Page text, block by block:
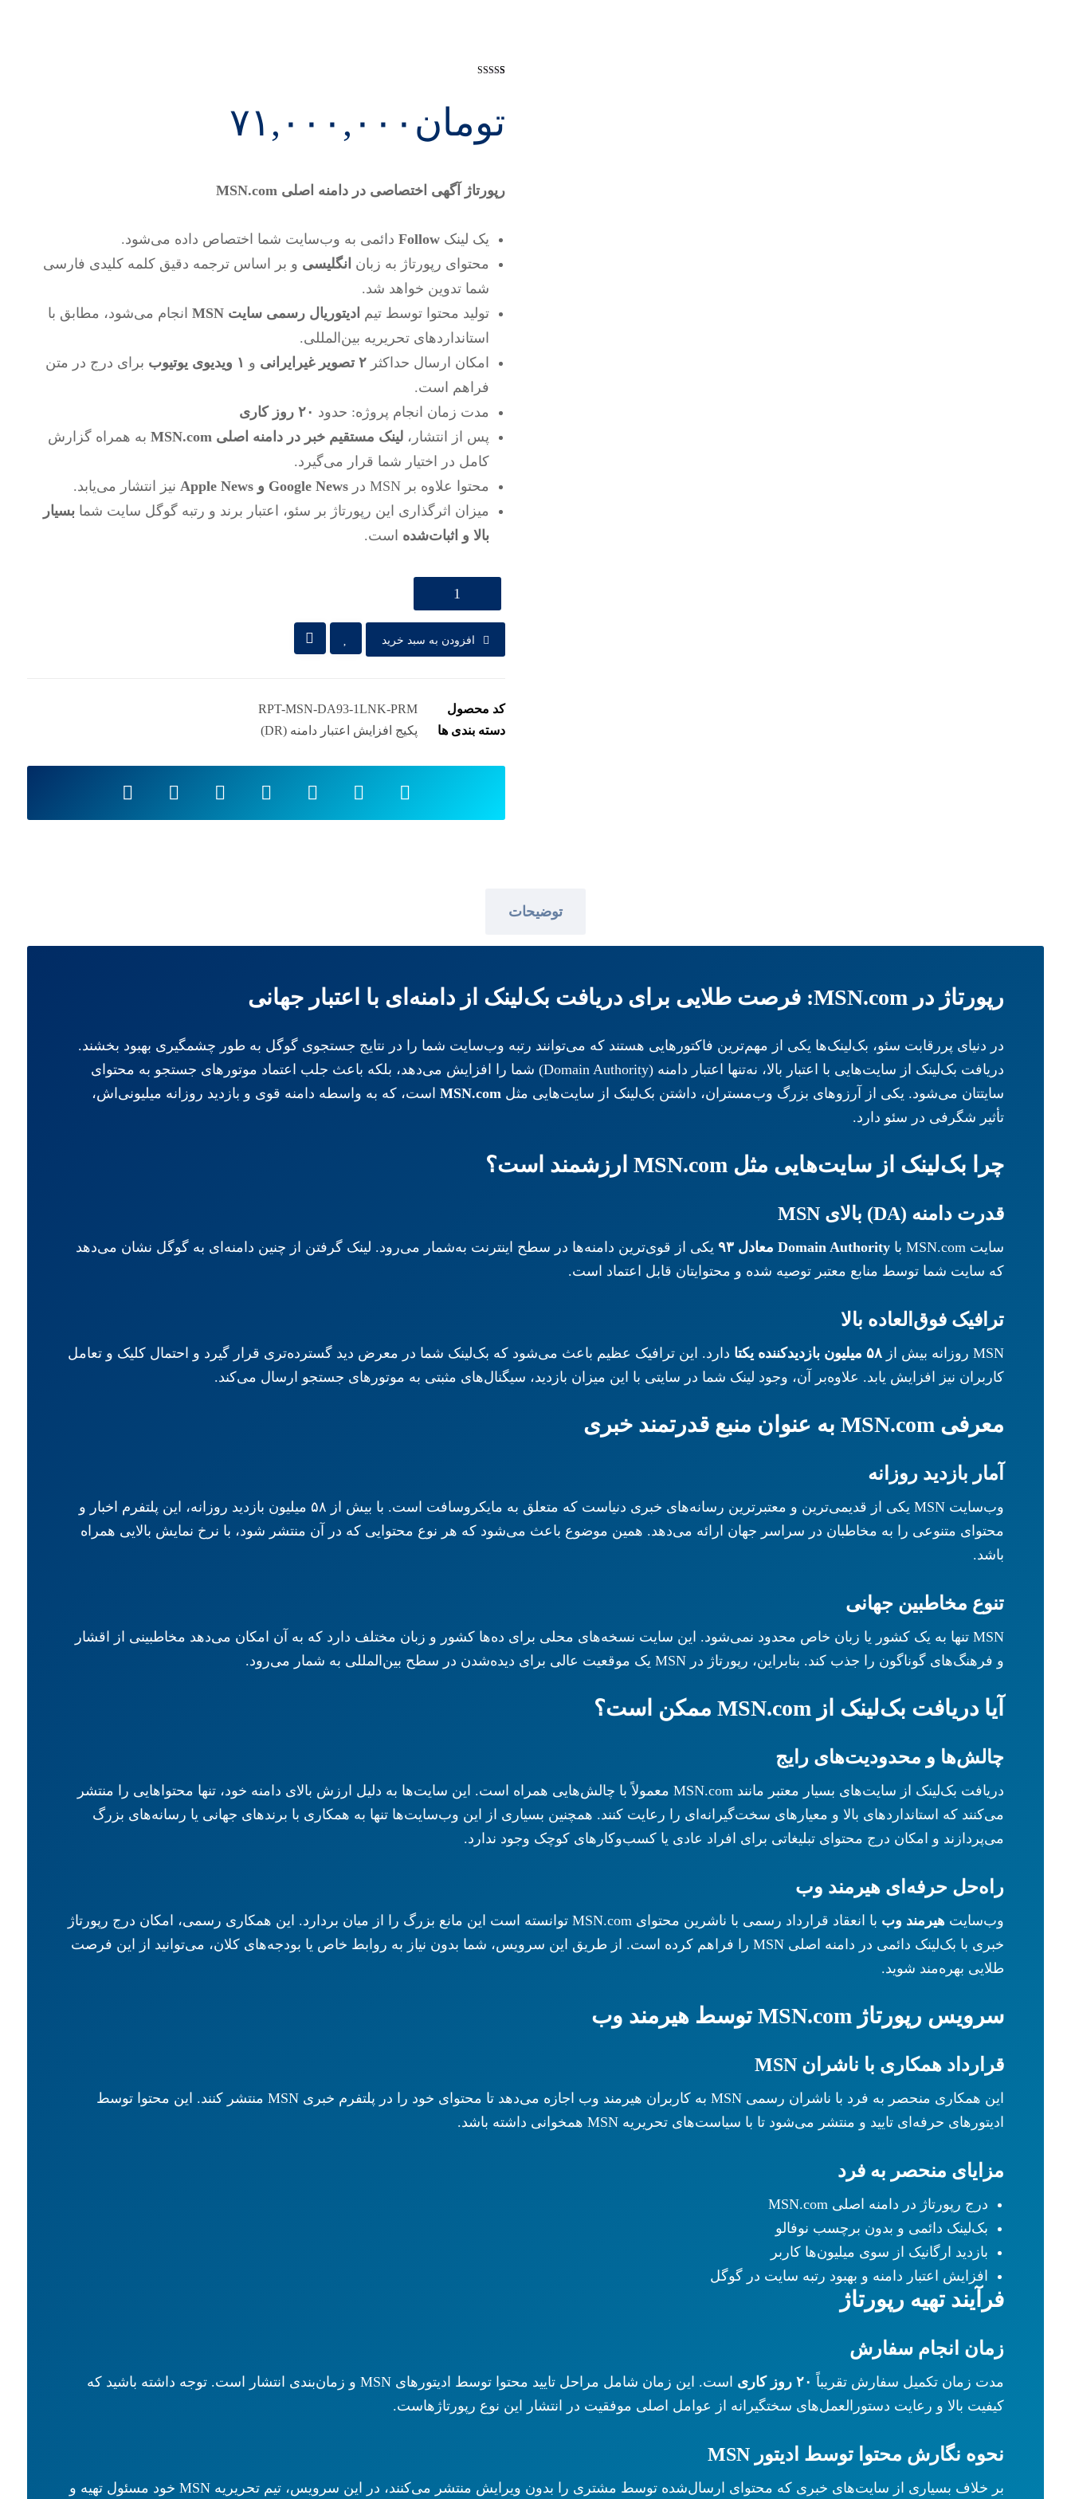
تومان ۷۱,۰۰۰,۰۰۰
رپورتاژ آگهی اختصاصی در دامنه اصلی MSN.com
یک لینکFollow دائمی به وب‌سایت شما اختصاص داده می‌شود.
محتوای رپورتاژ به زبان انگلیسی و بر اساس ترجمه دقیق کلمه کلیدی فارسی
شما تدوین خواهد شد.
تولید محتوا توسط تیم ادیتوریال رسمی سایت MSN
انجام می‌شود، مطابق با
استانداردهای تحریریه بین‌المللی.
امکان ارسال حداکثر۲ تصویر غیرایرانی و ۱ ویدیوی یوتیوب
برای درج در متن
فراهم است.
مدت زمان انجام پروژه: حدود ۲۰ روز کاری
پس از انتشار،لینک مستقیم خبر در دامنه اصلی MSN.com
به همراه گزارش
کامل در اختیار شما قرار می‌گیرد.
محتوا علاوه بر MSN در
Google News و Apple News
نیز انتشار می‌یابد.
میزان اثرگذاری این رپورتاژ بر سئو، اعتبار برند و رتبه گوگل سایت شمابسیار
بالا و اثبات‌شده است.
افزودن به سبد خرید
کد محصول
RPT-MSN-DA93-1LNK-PRM
دسته بندی ها
پکیج افزایش اعتبار دامنه (DR)
توضیحات
رپورتاژ در MSN.com: فرصت طلایی برای دریافت بک‌لینک از دامنه‌ای با اعتبار جهانی
در دنیای پررقابت سئو، بک‌لینک‌ها یکی از مهم‌ترین فاکتورهایی هستند که می‌توانند رتبه وب‌سایت شما را در نتایج جستجوی گوگل به طور چشمگیری بهبود بخشند.
دریافت بک‌لینک از سایت‌هایی با اعتبار بالا، نه‌تنها اعتبار دامنه (Domain Authority) شما را افزایش می‌دهد، بلکه باعث جلب اعتماد موتورهای جستجو به محتوای
سایتتان می‌شود. یکی از آرزوهای بزرگ وب‌مستران، داشتن بک‌لینک از سایت‌هایی مثل MSN.comاست، که به واسطه دامنه قوی و بازدید روزانه میلیونی‌اش،
تأثیر شگرفی در سئو دارد.
چرا بک‌لینک از سایت‌هایی مثل MSN.com ارزشمند است؟
قدرت دامنه (DA) بالای MSN
سایت MSN.com با Domain Authority معادل ۹۳
یکی از قوی‌ترین دامنه‌ها در سطح اینترنت به‌شمار می‌رود. لینک گرفتن از چنین دامنه‌ای به گوگل نشان می‌دهد
که سایت شما توسط منابع معتبر توصیه شده و محتوایتان قابل اعتماد است.
ترافیک فوق‌العاده بالا
MSN روزانه بیش از ۵۸ میلیون بازدیدکننده یکتا
دارد. این ترافیک عظیم باعث می‌شود که بک‌لینک شما در معرض دید گسترده‌تری قرار گیرد و احتمال کلیک و تعامل
کاربران نیز افزایش یابد. علاوه‌بر آن، وجود لینک شما در سایتی با این میزان بازدید، سیگنال‌های مثبتی به موتورهای جستجو ارسال می‌کند.
معرفی MSN.com به عنوان منبع قدرتمند خبری
آمار بازدید روزانه
وب‌سایت MSN یکی از قدیمی‌ترین و معتبرترین رسانه‌های خبری دنیاست که متعلق به مایکروسافت است. با بیش از ۵۸ میلیون بازدید روزانه، این پلتفرم اخبار و
محتوای متنوعی را به مخاطبان در سراسر جهان ارائه می‌دهد. همین موضوع باعث می‌شود که هر نوع محتوایی که در آن منتشر شود، با نرخ نمایش بالایی همراه
باشد.
تنوع مخاطبین جهانی
MSN تنها به یک کشور یا زبان خاص محدود نمی‌شود. این سایت نسخه‌های محلی برای ده‌ها کشور و زبان مختلف دارد که به آن امکان می‌دهد مخاطبینی از اقشار
و فرهنگ‌های گوناگون را جذب کند. بنابراین، رپورتاژ در MSN یک موقعیت عالی برای دیده‌شدن در سطح بین‌المللی به شمار می‌رود.
آیا دریافت بک‌لینک از MSN.com ممکن است؟
چالش‌ها و محدودیت‌های رایج
دریافت بک‌لینک از سایت‌های بسیار معتبر مانند MSN.com معمولاً با چالش‌هایی همراه است. این سایت‌ها به دلیل ارزش بالای دامنه خود، تنها محتواهایی را منتشر
می‌کنند که استانداردهای بالا و معیارهای سخت‌گیرانه‌ای را رعایت کنند. همچنین بسیاری از این وب‌سایت‌ها تنها به همکاری با برندهای جهانی یا رسانه‌های بزرگ
می‌پردازند و امکان درج محتوای تبلیغاتی برای افراد عادی یا کسب‌وکارهای کوچک وجود ندارد.
راه‌حل حرفه‌ای هیرمند وب
وب‌سایت هیرمند وب
با انعقاد قرارداد رسمی با ناشرین محتوای MSN.com توانسته است این مانع بزرگ را از میان بردارد. این همکاری رسمی، امکان درج رپورتاژ
خبری با بک‌لینک دائمی در دامنه اصلی MSN را فراهم کرده است. از طریق این سرویس، شما بدون نیاز به روابط خاص یا بودجه‌های کلان، می‌توانید از این فرصت
طلایی بهره‌مند شوید.
سرویس رپورتاژ MSN.com توسط هیرمند وب
قرارداد همکاری با ناشران MSN
این همکاری منحصر به فرد با ناشران رسمی MSN به کاربران هیرمند وب اجازه می‌دهد تا محتوای خود را در پلتفرم خبری MSN منتشر کنند. این محتوا توسط
ادیتورهای حرفه‌ای تایید و منتشر می‌شود تا با سیاست‌های تحریریه MSN همخوانی داشته باشد.
مزایای منحصر به فرد
درج رپورتاژ در دامنه اصلی MSN.com
بک‌لینک دائمی و بدون برچسب نوفالو
بازدید ارگانیک از سوی میلیون‌ها کاربر
افزایش اعتبار دامنه و بهبود رتبه سایت در گوگل
فرآیند تهیه رپورتاژ
زمان انجام سفارش
مدت زمان تکمیل سفارش تقریباً ۲۰ روز کاری
است. این زمان شامل مراحل تایید محتوا توسط ادیتورهای MSN و زمان‌بندی انتشار است. توجه داشته باشید که
کیفیت بالا و رعایت دستورالعمل‌های سختگیرانه از عوامل اصلی موفقیت در انتشار این نوع رپورتاژهاست.
نحوه نگارش محتوا توسط ادیتور MSN
بر خلاف بسیاری از سایت‌های خبری که محتوای ارسال‌شده توسط مشتری را بدون ویرایش منتشر می‌کنند، در این سرویس، تیم تحریریه MSN خود مسئول تهیه و